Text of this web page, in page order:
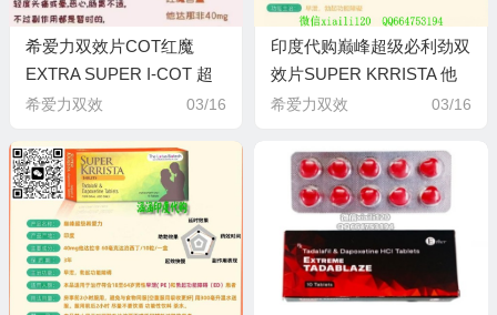
希爱力双效片COT红魔
EXTRA SUPER I-COT 超
级助勃延时希爱力双效片加
100mg
希爱力双效 03/16
印度代购巅峰超级必利劲双
效片SUPER KRRISTA 他
达拉非20mg 达泊西汀
公司生产
希爱力双效 03/16